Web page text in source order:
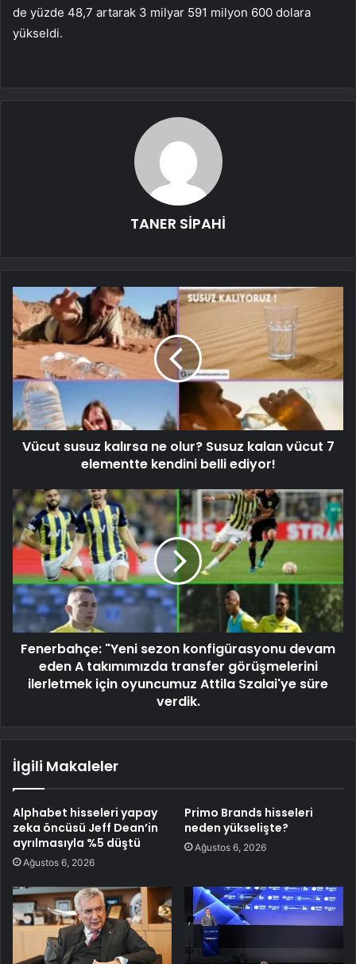
de yüzde 48,7 artarak 3 milyar 591 milyon 600 dolara
yükseldi.
TANER SİPAHİ
Vücut susuz kalırsa ne olur? Susuz kalan vücut 7
elementte kendini belli ediyor!
Fenerbahçe: "Yeni sezon konfigürasyonu devam
eden A takımımızda transfer görüşmelerini
ilerletmek için oyuncumuz Attila Szalai'ye süre
verdik.
İlgili Makaleler
Alphabet hisseleri yapay
zeka öncüsü Jeff Dean’in
ayrılmasıyla %5 düştü
Ağustos 6, 2026
Primo Brands hisseleri
neden yükselişte?
Ağustos 6, 2026